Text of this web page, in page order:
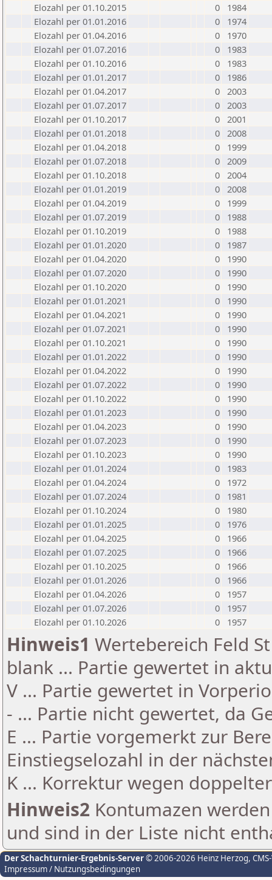
Elozahl per 01.10.2015
0
1984
Elozahl per 01.01.2016
0
1974
Elozahl per 01.04.2016
0
1970
Elozahl per 01.07.2016
0
1983
Elozahl per 01.10.2016
0
1983
Elozahl per 01.01.2017
0
1986
Elozahl per 01.04.2017
0 2003
Elozahl per 01.07.2017
0 2003
Elozahl per 01.10.2017
0 2001
Elozahl per 01.01.2018
0 2008
Elozahl per 01.04.2018
0
1999
Elozahl per 01.07.2018
0 2009
Elozahl per 01.10.2018
0 2004
Elozahl per 01.01.2019
0 2008
Elozahl per 01.04.2019
0
1999
Elozahl per 01.07.2019
0
1988
Elozahl per 01.10.2019
0
1988
Elozahl per 01.01.2020
0
1987
Elozahl per 01.04.2020
0
1990
Elozahl per 01.07.2020
0
1990
Elozahl per 01.10.2020
0
1990
Elozahl per 01.01.2021
0
1990
Elozahl per 01.04.2021
0
1990
Elozahl per 01.07.2021
0
1990
Elozahl per 01.10.2021
0
1990
Elozahl per 01.01.2022
0
1990
Elozahl per 01.04.2022
0
1990
Elozahl per 01.07.2022
0
1990
Elozahl per 01.10.2022
0
1990
Elozahl per 01.01.2023
0
1990
Elozahl per 01.04.2023
0
1990
Elozahl per 01.07.2023
0
1990
Elozahl per 01.10.2023
0
1990
Elozahl per 01.01.2024
0
1983
Elozahl per 01.04.2024
0
1972
Elozahl per 01.07.2024
0
1981
Elozahl per 01.10.2024
0
1980
Elozahl per 01.01.2025
0
1976
Elozahl per 01.04.2025
0
1966
Elozahl per 01.07.2025
0
1966
Elozahl per 01.10.2025
0
1966
Elozahl per 01.01.2026
0
1966
Elozahl per 01.04.2026
0
1957
Elozahl per 01.07.2026
0
1957
Elozahl per 01.10.2026
0 1957
Hinweis1 Wertebereich Feld
blank ... Partie gewertet in
V ... Partie gewertet in
- ... Partie nicht gewertet, da
E ... Partie vorgemerkt zur
Einstiegselozahl in der
K ... Korrektur wegen
Hinweis2 Kontumazen
und sind in der Liste nicht
Der Schachturnier-Ergebnis-Server© 2006-2026 Heinz Herzog,
Impressum / Nutzungsbedingungen